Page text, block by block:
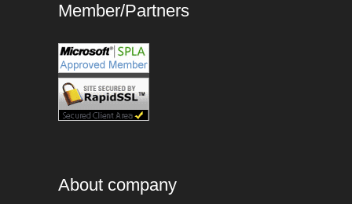
Member/Partners
About company